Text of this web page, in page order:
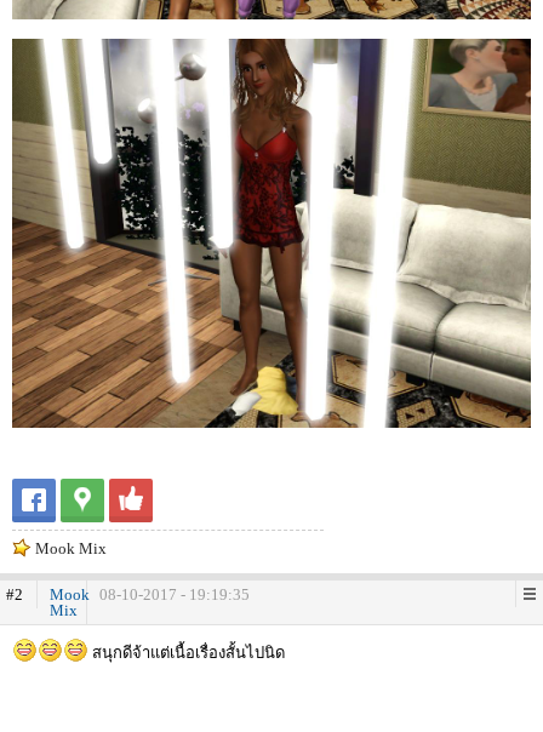
Mook Mix
#2
Mook
Mix
08-10-2017 - 19:19:35
สนุกดีจ้าแต่เนื้อเรื่องสั้นไปนิด